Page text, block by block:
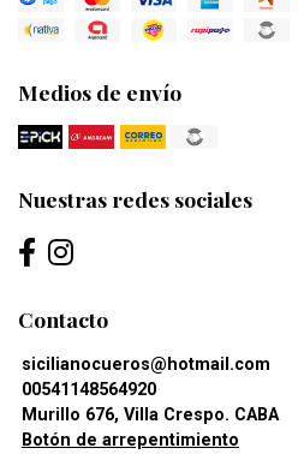
Medios de envío
Nuestras redes sociales
Contacto
sicilianocueros@hotmail.com
00541148564920
Murillo 676, Villa Crespo. CABA
Botón de arrepentimiento